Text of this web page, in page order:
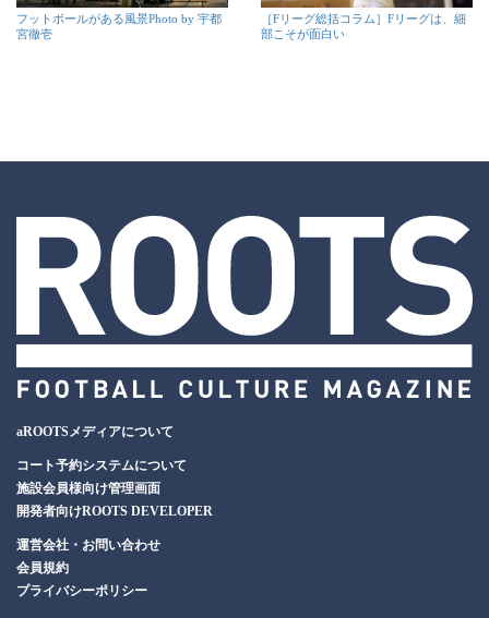
フットボールがある風景Photo by 宇都
宮徹壱
［Fリーグ総括コラム］Fリーグは、細
部こそが面白い
aROOTSメディアについて
コート予約システムについて
施設会員様向け管理画面
開発者向けROOTS DEVELOPER
運営会社・お問い合わせ
会員規約
プライバシーポリシー